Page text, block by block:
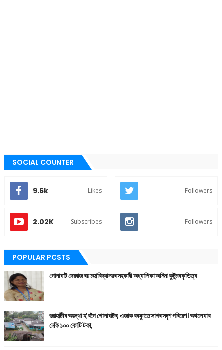
SOCIAL COUNTER
9.6k Likes Followers
2.02K Subscribes Followers
POPULAR POSTS
গোলাঘাট দেৱৰাজ ৰয় মহাবিদ্যালয়ৰ সহকাৰী অধ্যাপিকা অনিমা কুটুমৰ কৃতিত্ব
গুৱাহাটীৰ অৱস্থা হ'বগৈ গোলাঘাটৰ, এজাক বৰষুণতে সাগৰ সদৃশ পৰিৱেশ। অথলে যাব
নেকি ১০০ কোটি টকা,